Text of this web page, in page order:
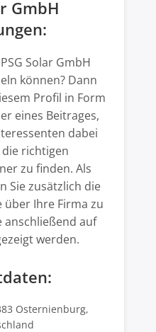
GmbH
Solar GmbH
können? Dann
Profil in Form
eines Beitrages,
dabei
richtigen
zu finden. Als
Sie zusätzlich die
über Ihre Firma zu
auf
werden.
Osternienburg,